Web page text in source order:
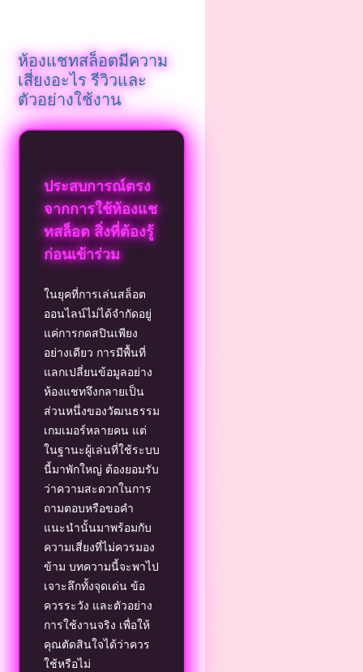
ห้องแชทสล็อตมีความ
เสี่ยงอะไร รีวิวและ
ตัวอย่างใช้งาน
ประสบการณ์ตรง
จากการใช้ห้องแช
ทสล็อต สิ่งที่ต้องรู้
ก่อนเข้าร่วม
ในยุคที่การเล่นสล็อต
ออนไลน์ไม่ได้จำกัดอยู่
แค่การกดสปินเพียง
อย่างเดียว การมีพื้นที่
แลกเปลี่ยนข้อมูลอย่าง
ห้องแชทจึงกลายเป็น
ส่วนหนึ่งของวัฒนธรรม
เกมเมอร์หลายคน แต่
ในฐานะผู้เล่นที่ใช้ระบบ
นี้มาพักใหญ่ ต้องยอมรับ
ว่าความสะดวกในการ
ถามตอบหรือขอคำ
แนะนำนั้นมาพร้อมกับ
ความเสี่ยงที่ไม่ควรมอง
ข้าม บทความนี้จะพาไป
เจาะลึกทั้งจุดเด่น ข้อ
ควรระวัง และตัวอย่าง
การใช้งานจริง เพื่อให้
คุณตัดสินใจได้ว่าควร
ใช้หรือไม่